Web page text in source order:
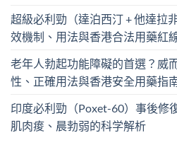
超級必利勁（達泊西汀 + 他達拉
效機制、用法與香港合法用藥紅
老年人勃起功能障礙的首選？威
性、正確用法與香港安全用藥指
印度必利勁（Poxet-60）事後修
肌肉痠、晨勃弱的科学解析